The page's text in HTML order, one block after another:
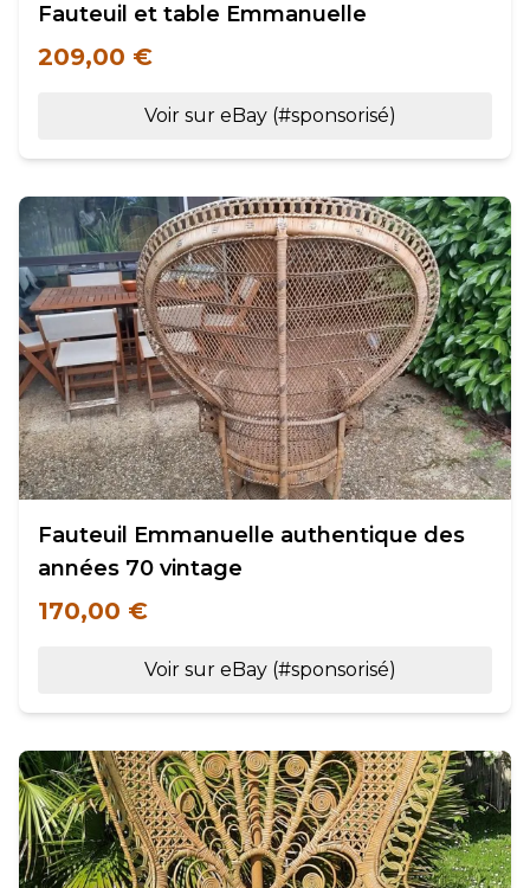
Fauteuil et table Emmanuelle
209,00 €
Voir sur eBay (#sponsorisé)
Fauteuil Emmanuelle authentique des
années 70 vintage
170,00 €
Voir sur eBay (#sponsorisé)